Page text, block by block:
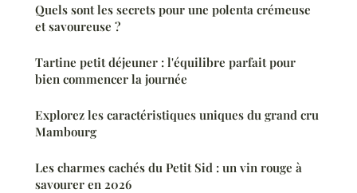
Quels sont les secrets pour une polenta crémeuse
et savoureuse ?
Tartine petit déjeuner : l'équilibre parfait pour
bien commencer la journée
Explorez les caractéristiques uniques du grand cru
Mambourg
Les charmes cachés du Petit Sid : un vin rouge à
savourer en 2026